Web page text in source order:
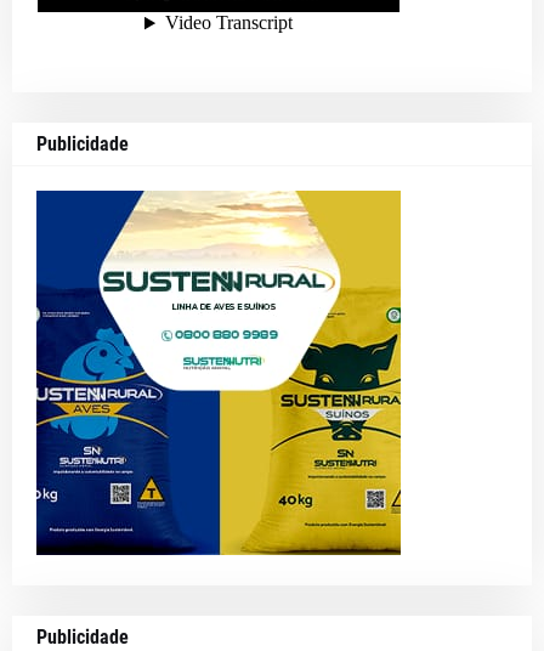
Publicidade
Publicidade